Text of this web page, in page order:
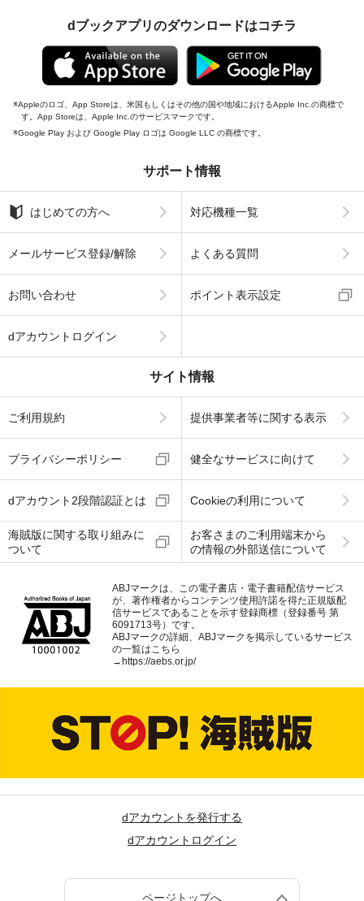
dブックアプリのダウンロードはコチラ
Appleのロゴ、App Storeは、米国もしくはその他の国や地域におけるApple Inc.の商標で
す。App Storeは、Apple Inc.のサービスマークです。
Google Play および Google Play ロゴは Google LLC の商標です。
サポート情報
はじめての方へ 対応機種一覧
メールサービス登録/解除 よくある質問
お問い合わせ ポイント表示設定
dアカウントログイン
サイト情報
ご利用規約 提供事業者等に関する表示
プライバシーポリシー 健全なサービスに向けて
dアカウント2段階認証とは Cookieの利用について
海賊版に関する取り組みに
ついて
お客さまのご利用端末から
の情報の外部送信について
ABJマークは、この電子書店・電子書籍配信サービス
が、著作権者からコンテンツ使用許諾を得た正規版配
信サービスであることを示す登録商標（登録番号 第
6091713号）です。
ABJマークの詳細、ABJマークを掲示しているサービス
の一覧はこちら
→ https://aebs.or.jp/
dアカウントを発行する
dアカウントログイン
ページトップへ